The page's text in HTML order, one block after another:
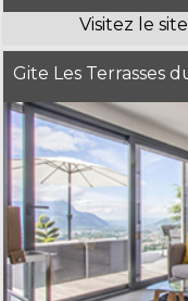
Gite Les Terrasses